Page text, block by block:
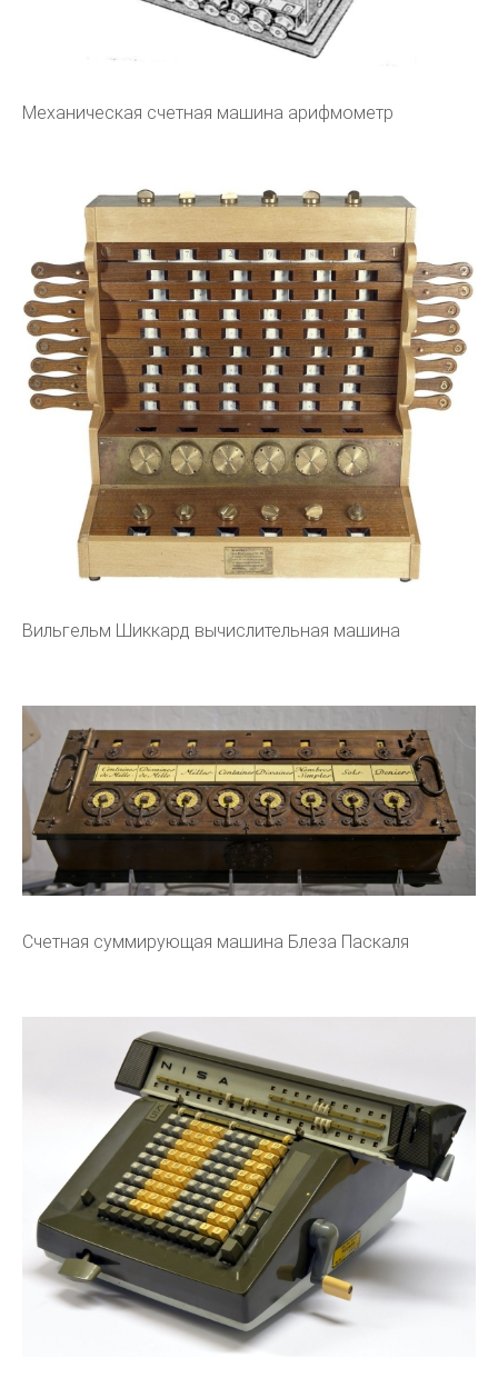
Механическая счетная машина арифмометр
Вильгельм Шиккард вычислительная машина
Счетная суммирующая машина Блеза Паскаля